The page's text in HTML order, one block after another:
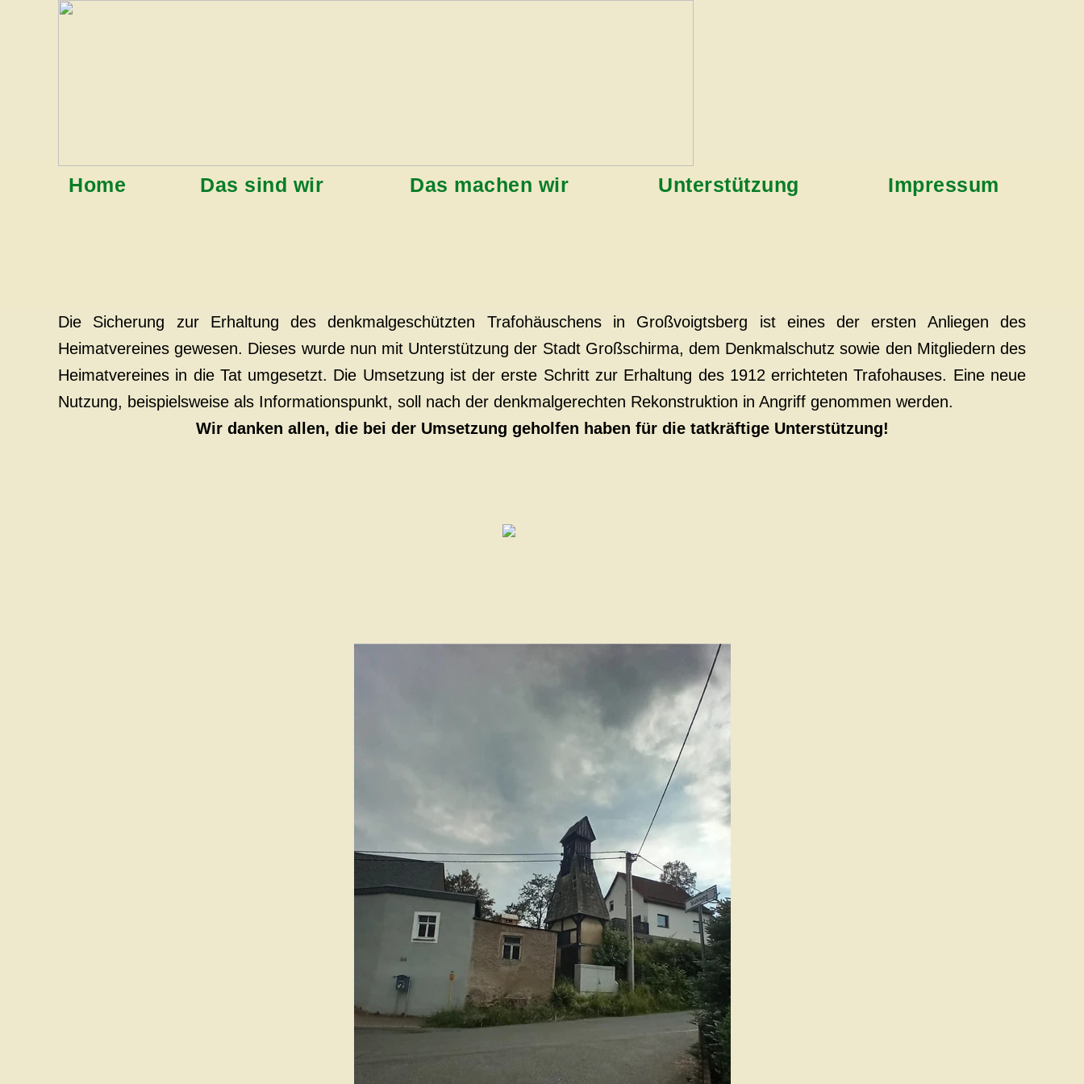
Home Das sind wir Das machen wir Unterstützung Impressum
Die Sicherung zur Erhaltung des denkmalgeschützten Trafohäuschens in Großvoigtsberg ist eines der ersten Anliegen des
Heimatvereines gewesen. Dieses wurde nun mit Unterstützung der Stadt Großschirma, dem Denkmalschutz sowie den Mitgliedern des
Heimatvereines in die Tat umgesetzt. Die Umsetzung ist der erste Schritt zur Erhaltung des 1912 errichteten Trafohauses. Eine neue
Nutzung, beispielsweise als Informationspunkt, soll nach der denkmalgerechten Rekonstruktion in Angriff genommen werden.
Wir danken allen, die bei der Umsetzung geholfen haben für die tatkräftige Unterstützung!